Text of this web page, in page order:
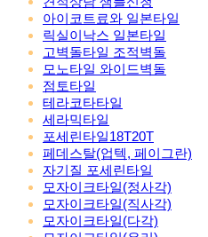
아이코트료와 일본타일
릭실이낙스 일본타일
고벽돌타일 조적벽돌
모노타일 와이드벽돌
점토타일
테라코타타일
세라믹타일
포세린타일18T20T
페데스탈(업텍, 페이그란)
자기질 포세린타일
모자이크타일(정사각)
모자이크타일(직사각)
모자이크타일(다각)